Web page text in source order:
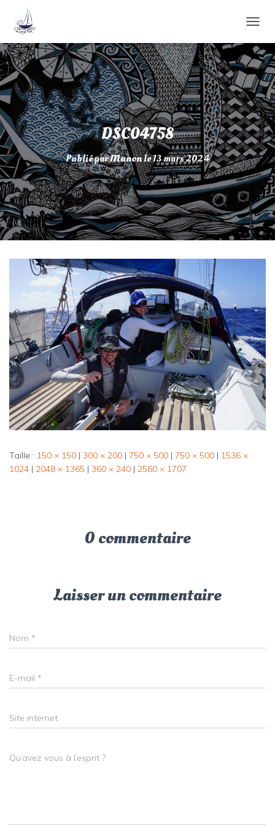
É
P
L
I
E
R
L
A
N
A
V
I
G
T
I
O
N
DSC04758
Publié parManonle13 mars 2024
Taille : 150 × 150 | 300 × 200 | 750 × 500 | 750 × 500 | 1536 ×
1024 | 2048 × 1365 | 360 × 240 | 2560 × 1707
0 commentaire
Laisser un commentaire
Nom *
E-mail *
Site internet
Qu’avez vous à l’esprit ?